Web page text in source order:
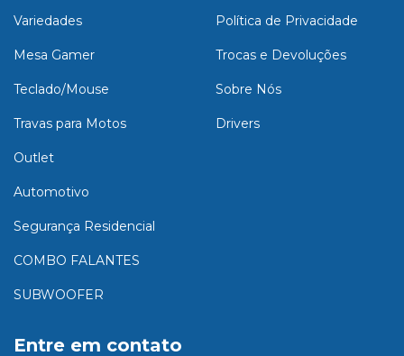
Variedades
Mesa Gamer
Teclado/Mouse
Travas para Motos
Outlet
Automotivo
Segurança Residencial
COMBO FALANTES
SUBWOOFER
Política de Privacidade
Trocas e Devoluções
Sobre Nós
Drivers
Entre em contato